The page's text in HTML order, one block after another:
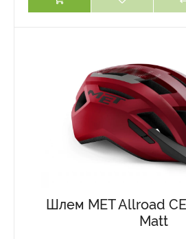
Шлем MET Allroad
Matt